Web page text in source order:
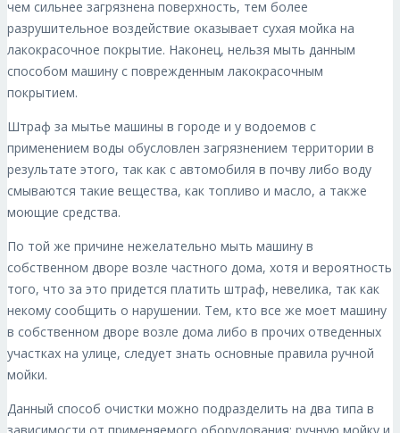
чем сильнее загрязнена поверхность, тем более
разрушительное воздействие оказывает сухая мойка на
лакокрасочное покрытие. Наконец, нельзя мыть данным
способом машину с поврежденным лакокрасочным
покрытием.
Штраф за мытье машины в городе и у водоемов с
применением воды обусловлен загрязнением территории в
результате этого, так как с автомобиля в почву либо воду
смываются такие вещества, как топливо и масло, а также
моющие средства.
По той же причине нежелательно мыть машину в
собственном дворе возле частного дома, хотя и вероятность
того, что за это придется платить штраф, невелика, так как
некому сообщить о нарушении. Тем, кто все же моет машину
в собственном дворе возле дома либо в прочих отведенных
участках на улице, следует знать основные правила ручной
мойки.
Данный способ очистки можно подразделить на два типа в